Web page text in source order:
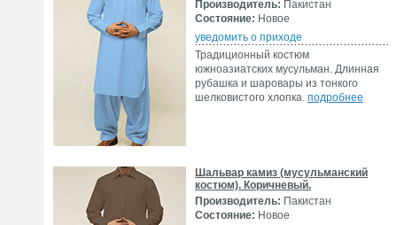
Производитель: Пакистан
Состояние: Новое
уведомить о приходе
Традиционный костюм
южноазиатских мусульман. Длинная
рубашка и шаровары из тонкого
шелковистого хлопка. подробнее
Шальвар камиз (мусульманский
костюм). Коричневый.
Производитель: Пакистан
Состояние: Новое